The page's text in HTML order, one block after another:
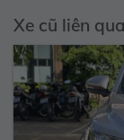
Xe cũ liên